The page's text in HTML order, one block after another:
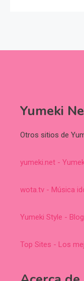
Yumeki
Otros sitios de
yumeki.net -
wota.tv - Música
Yumeki Style -
Top Sites - Los